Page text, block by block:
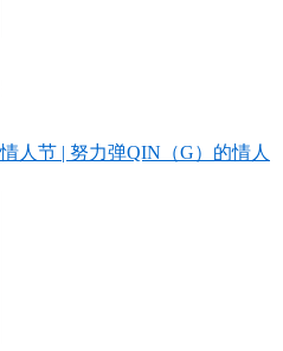
情人节 | 努力弹QIN（G）的情人